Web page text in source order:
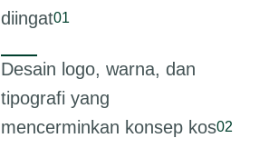
diingat
Desain logo, warna, dan
tipografi yang
mencerminkan konsep kos